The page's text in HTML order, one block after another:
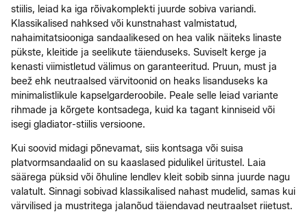
stiilis, leiad ka iga rõivakomplekti juurde sobiva variandi.
Klassikalised nahksed või kunstnahast valmistatud,
nahaimitatsiooniga sandaalikesed on hea valik näiteks linaste
pükste, kleitide ja seelikute täienduseks. Suviselt kerge ja
kenasti viimistletud välimus on garanteeritud. Pruun, must ja
beež ehk neutraalsed värvitoonid on heaks lisanduseks ka
minimalistlikule kapselgarderoobile. Peale selle leiad variante
rihmade ja kõrgete kontsadega, kuid ka tagant kinniseid või
isegi gladiator-stiilis versioone.
Kui soovid midagi põnevamat, siis kontsaga või suisa
platvormsandaalid on su kaaslased pidulikel üritustel. Laia
säärega püksid või õhuline lendlev kleit sobib sinna juurde nagu
valatult. Sinnagi sobivad klassikalised nahast mudelid, samas kui
värvilised ja mustritega jalanõud täiendavad neutraalset riietust.